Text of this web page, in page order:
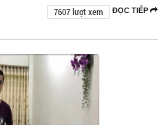
ĐỌC TIẾP
7607 lượt xem